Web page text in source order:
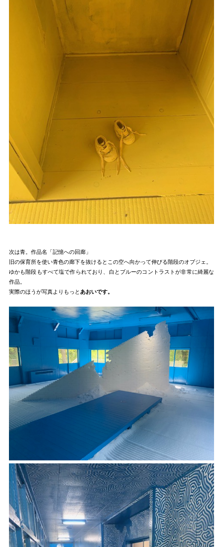
次は青。作品名「記憶への回廊」
旧の保育所を使い青色の廊下を抜けるとこの空へ向かって伸びる階段のオブジェ。
ゆかも階段もすべて塩で作られており、白とブルーのコントラストが非常に綺麗な
作品。
実際のほうが写真よりもっと あおいです。